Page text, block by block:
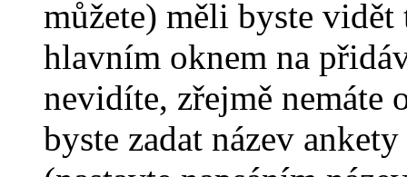
můžete) měli byste
hlavním oknem na
nevidíte, zřejmě
byste zadat název